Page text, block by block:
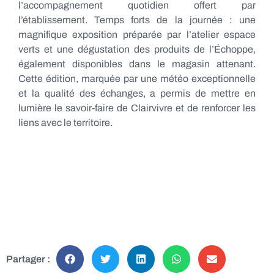
l’accompagnement quotidien offert par
l’établissement. Temps forts de la journée : une
magnifique exposition préparée par l’atelier espace
verts et une dégustation des produits de l’Échoppe,
également disponibles dans le magasin attenant.
Cette édition, marquée par une météo exceptionnelle
et la qualité des échanges, a permis de mettre en
lumière le savoir-faire de Clairvivre et de renforcer les
liens avec le territoire.
Partager :